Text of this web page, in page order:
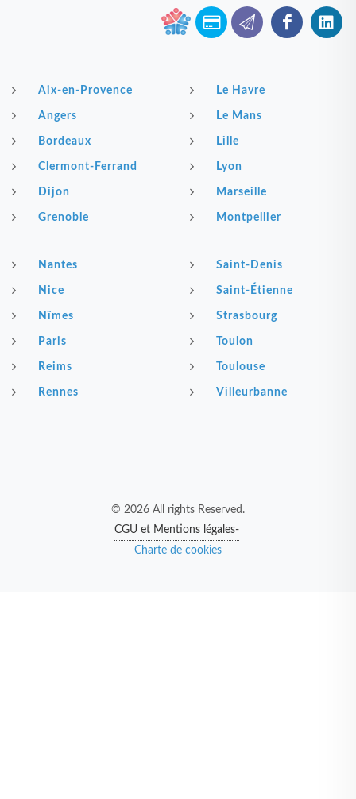
Aix-en-Provence
Angers
Bordeaux
Clermont-Ferrand
Dijon
Grenoble
Le Havre
Le Mans
Lille
Lyon
Marseille
Montpellier
Nantes
Nice
Nîmes
Paris
Reims
Rennes
Saint-Denis
Saint-Étienne
Strasbourg
Toulon
Toulouse
Villeurbanne
© 2026 All rights Reserved.
CGU et Mentions légales-
Charte de cookies